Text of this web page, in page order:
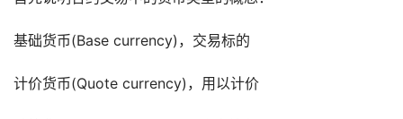
基础货币(Base currency)，交易标的
计价货币(Quote currency)，⽤以计价